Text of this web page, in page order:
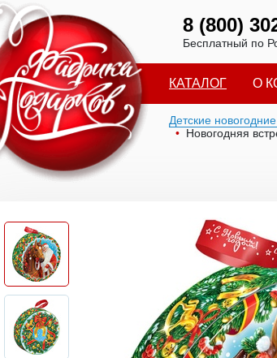
8 (800)
Бесплатный по
КАТАЛОГ О
Детские
Новогодняя